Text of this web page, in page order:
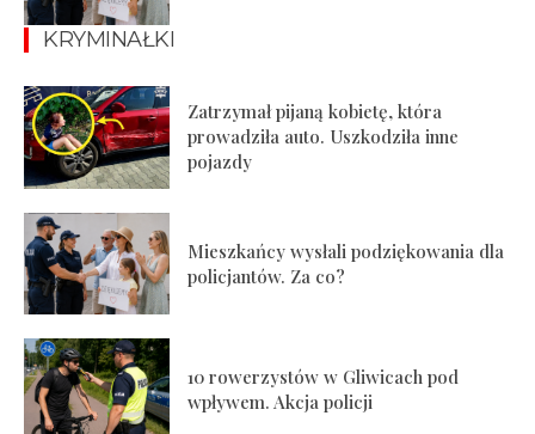
KRYMINAŁKI
Zatrzymał pijaną kobietę, która
prowadziła auto. Uszkodziła inne
pojazdy
Mieszkańcy wysłali podziękowania dla
policjantów. Za co?
10 rowerzystów w Gliwicach pod
wpływem. Akcja policji